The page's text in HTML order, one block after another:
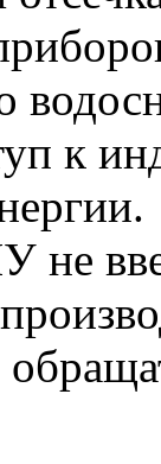
к
не